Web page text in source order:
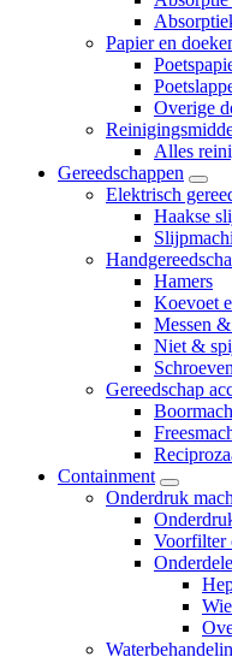
Papier en
Overige
Alles
Gereedschappen
Elektrisch
Haakse
Hamers
Koevoet
Messen
Niet &
Gereedschap
Containment
Onderdruk
Voorfilter